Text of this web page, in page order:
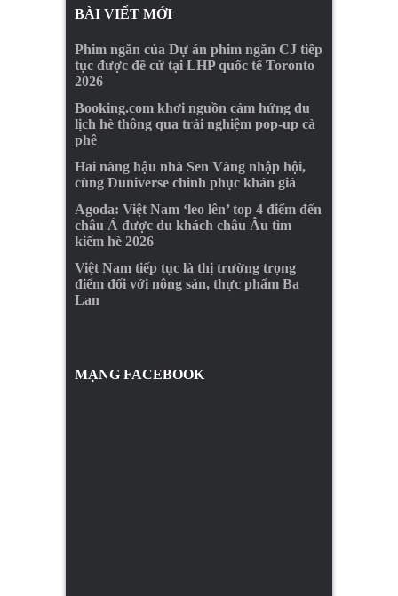
BÀI VIẾT MỚI
Phim ngắn của Dự án phim ngắn CJ tiếp
tục được đề cử tại LHP quốc tế Toronto
2026
Booking.com khơi nguồn cảm hứng du
lịch hè thông qua trải nghiệm pop-up cà
phê
Hai nàng hậu nhà Sen Vàng nhập hội,
cùng Duniverse chinh phục khán giả
Agoda: Việt Nam ‘leo lên’ top 4 điểm đến
châu Á được du khách châu Âu tìm
kiếm hè 2026
Việt Nam tiếp tục là thị trường trọng
điểm đối với nông sản, thực phẩm Ba
Lan
MẠNG FACEBOOK